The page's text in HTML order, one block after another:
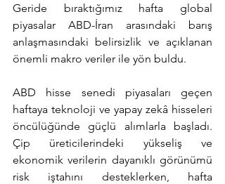
Geride bıraktığımız hafta global
piyasalar ABD-İran arasındaki barış
anlaşmasındaki belirsizlik ve açıklanan
önemli makro veriler ile yön buldu.
ABD hisse senedi piyasaları geçen
haftaya teknoloji ve yapay zekâ hisseleri
öncülüğünde güçlü alımlarla başladı.
Çip üreticilerindeki yükseliş ve
ekonomik verilerin dayanıklı görünümü
risk iştahını desteklerken, hafta